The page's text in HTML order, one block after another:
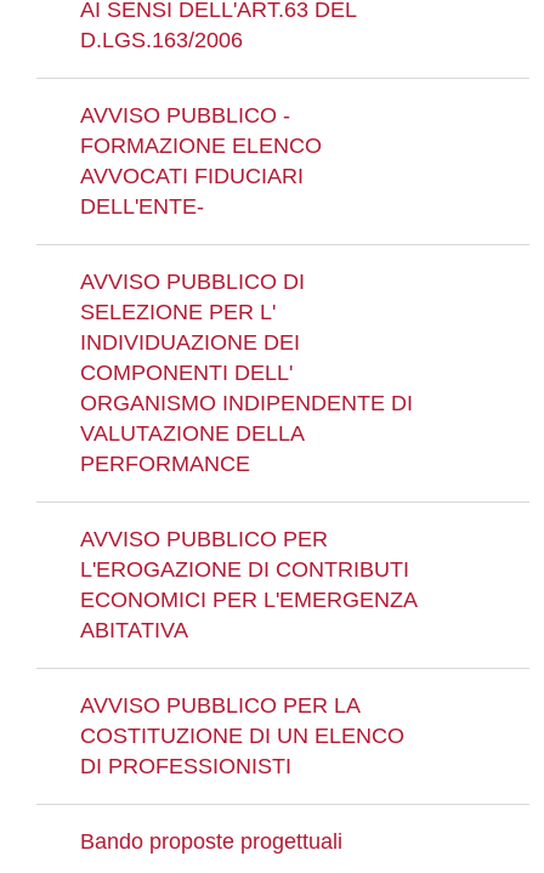
AI SENSI DELL'ART.63 DEL
D.LGS.163/2006
AVVISO PUBBLICO -
FORMAZIONE ELENCO
AVVOCATI FIDUCIARI
DELL'ENTE-
AVVISO PUBBLICO DI
SELEZIONE PER L'
INDIVIDUAZIONE DEI
COMPONENTI DELL'
ORGANISMO INDIPENDENTE DI
VALUTAZIONE DELLA
PERFORMANCE
AVVISO PUBBLICO PER
L'EROGAZIONE DI CONTRIBUTI
ECONOMICI PER L'EMERGENZA
ABITATIVA
AVVISO PUBBLICO PER LA
COSTITUZIONE DI UN ELENCO
DI PROFESSIONISTI
Bando proposte progettuali